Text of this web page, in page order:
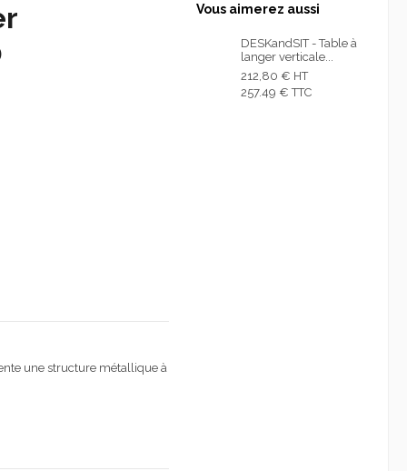
une structure métallique à
Vous aimerez aussi
DESKandSIT - Table à
langer verticale...
212,80 € HT
257.49 € TTC